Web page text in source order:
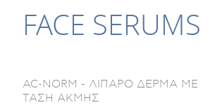
FACE SERUMS
AC-NORM - ΛΙΠΑΡΟ ΔΕΡΜΑ ΜΕ
ΤΑΣΗ ΑΚΜΗΣ